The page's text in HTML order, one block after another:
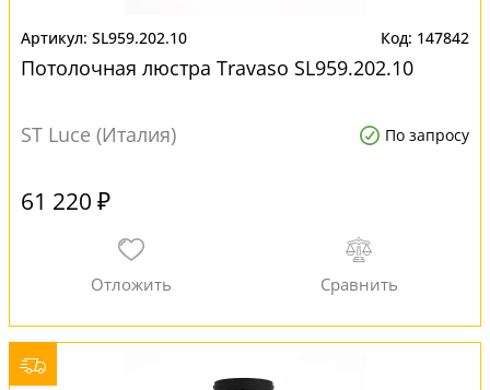
SL959.202.10 147842
Потолочная люстра Travaso SL959.202.10
ST Luce (Италия) По запросу
61 220 ₽